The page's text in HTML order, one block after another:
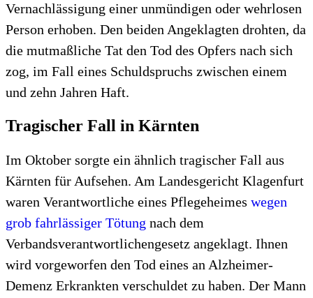
Vernachlässigung einer unmündigen oder wehrlosen
Person erhoben. Den beiden Angeklagten drohten, da
die mutmaßliche Tat den Tod des Opfers nach sich
zog, im Fall eines Schuldspruchs zwischen einem
und zehn Jahren Haft.
Tragischer Fall in Kärnten
Im Oktober sorgte ein ähnlich tragischer Fall aus
Kärnten für Aufsehen. Am Landesgericht Klagenfurt
waren Verantwortliche eines Pflegeheimes wegen
grob fahrlässiger Tötung nach dem
Verbandsverantwortlichengesetz angeklagt. Ihnen
wird vorgeworfen den Tod eines an Alzheimer-
Demenz Erkrankten verschuldet zu haben. Der Mann